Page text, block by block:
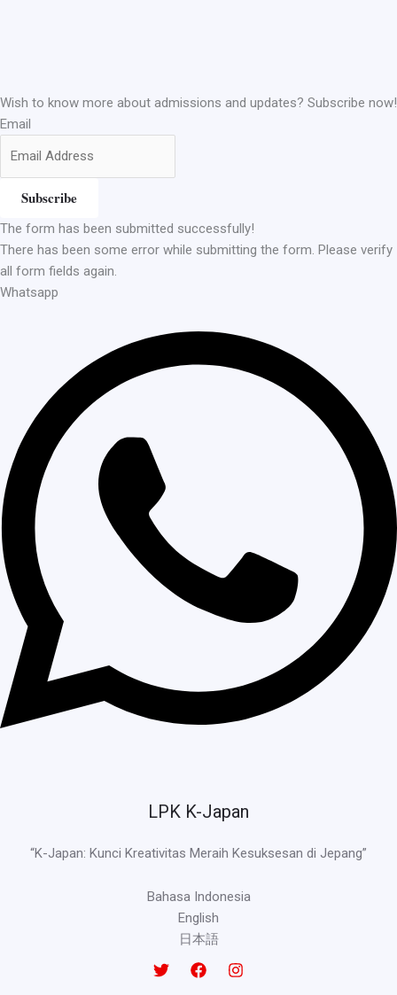
Wish to know more about admissions and updates? Subscribe now!
Email
Subscribe
The form has been submitted successfully!
There has been some error while submitting the form. Please verify
all form fields again.
Whatsapp
LPK K-Japan
“K-Japan: Kunci Kreativitas Meraih Kesuksesan di Jepang”
Bahasa Indonesia
English
日本語